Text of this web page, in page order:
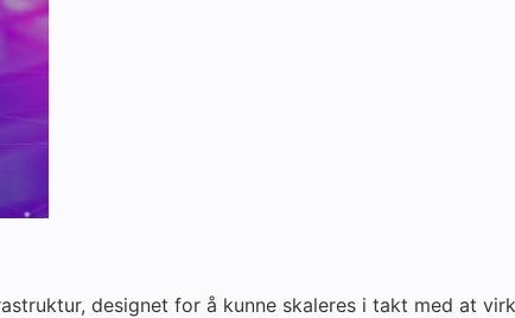
designet for å kunne skaleres i takt med at